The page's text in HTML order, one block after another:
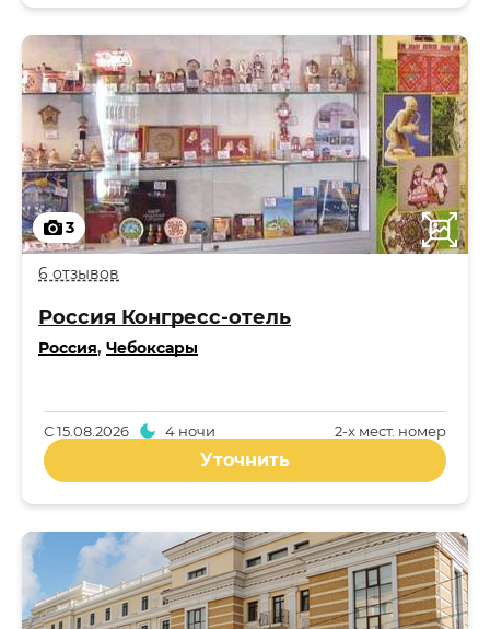
3
6 отзывов
Россия Конгресс-отель
Россия, Чебоксары
2-x мест. номер
С15.08.2026 4 ночи
Уточнить